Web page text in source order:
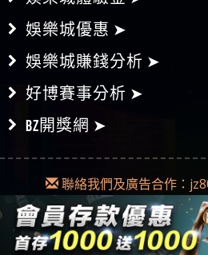
娛樂城優惠 ➤
娛樂城賺錢分析 ➤
好博賽事分析 ➤
BZ開獎網 ➤
聯絡我們及廣告合作：
Copyright © 2018-2019
本網為不記名發文，不會對任何